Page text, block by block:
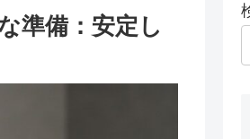
準備：安定し